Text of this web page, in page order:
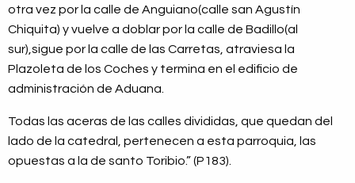
otra vez por la calle de Anguiano(calle san Agustín
Chiquita) y vuelve a doblar por la calle de Badillo(al
sur),sigue por la calle de las Carretas, atraviesa la
Plazoleta de los Coches y termina en el edificio de
administración de Aduana.
Todas las aceras de las calles divididas, que quedan del
lado de la catedral, pertenecen a esta parroquia, las
opuestas a la de santo Toribio.” (P183).